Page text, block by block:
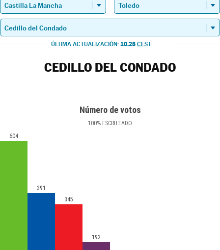
ÚLTIMA ACTUALIZACIÓN: 10.28 CEST
CEDILLO DEL CONDADO
Número de votos
100% ESCRUTADO
604
391
345
192